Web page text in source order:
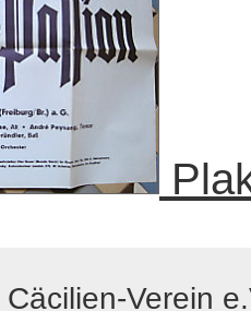
Verein